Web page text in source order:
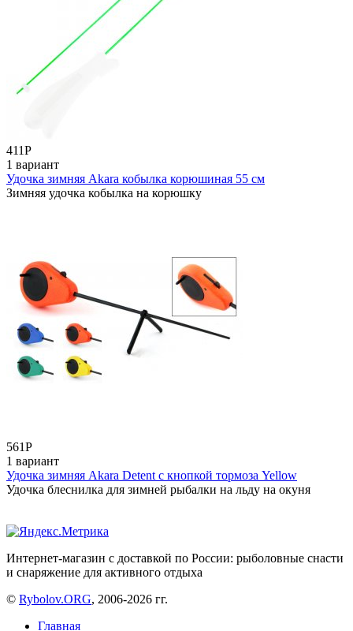
411Р
1 вариант
Удочка зимняя Akara кобылка корюшиная 55 см
Зимняя удочка кобылка на корюшку
561Р
1 вариант
Удочка зимняя Akara Detent с кнопкой тормоза Yellow
Удочка блеснилка для зимней рыбалки на льду на окуня
Интернет-магазин с доставкой по России: рыболовные снасти
и снаряжение для активного отдыха
© Rybolov.ORG, 2006-2026 гг.
Главная